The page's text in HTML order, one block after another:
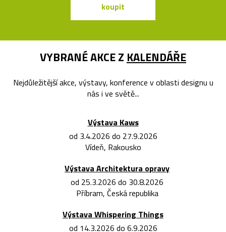
koupit
VYBRANÉ AKCE Z KALENDÁŘE
Nejdůležitější akce, výstavy, konference v oblasti designu u
nás i ve světě...
Výstava Kaws
od 3.4.2026 do 27.9.2026
Vídeň, Rakousko
Výstava Architektura opravy
od 25.3.2026 do 30.8.2026
Příbram, Česká republika
Výstava Whispering Things
od 14.3.2026 do 6.9.2026